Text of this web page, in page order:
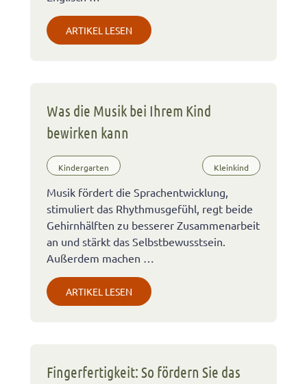
ARTIKEL LESEN
Was die Musik bei Ihrem Kind
bewirken kann
Kindergarten Kleinkind
Musik fördert die Sprachentwicklung,
stimuliert das Rhythmusgefühl, regt beide
Gehirnhälften zu besserer Zusammenarbeit
an und stärkt das Selbstbewusstsein.
Außerdem machen …
ARTIKEL LESEN
Fingerfertigkeit: So fördern Sie das